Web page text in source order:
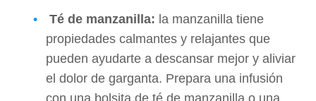
Té de manzanilla: la manzanilla tiene
propiedades calmantes y relajantes que
pueden ayudarte a descansar mejor y aliviar
el dolor de garganta. Prepara una infusión
con una bolsita de té de manzanilla o una